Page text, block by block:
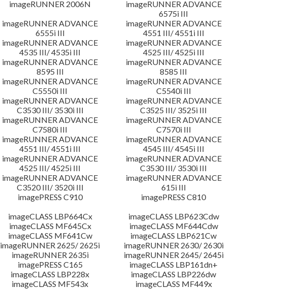
imageRUNNER 2006N
imageRUNNER ADVANCE
6575i III
imageRUNNER ADVANCE
6555i III
imageRUNNER ADVANCE
4551 III/ 4551i III
imageRUNNER ADVANCE
4535 III/ 4535i III
imageRUNNER ADVANCE
4525 III/ 4525i III
imageRUNNER ADVANCE
8595 III
imageRUNNER ADVANCE
8585 III
imageRUNNER ADVANCE
C5550i III
imageRUNNER ADVANCE
C5540i III
imageRUNNER ADVANCE
C3530 III/ 3530i III
imageRUNNER ADVANCE
C3525 III/ 3525i III
imageRUNNER ADVANCE
C7580i III
imageRUNNER ADVANCE
C7570i III
imageRUNNER ADVANCE
4551 III/ 4551i III
imageRUNNER ADVANCE
4545 III/ 4545i III
imageRUNNER ADVANCE
4525 III/ 4525i III
imageRUNNER ADVANCE
C3530 III/ 3530i III
imageRUNNER ADVANCE
C3520 III/ 3520i III
imageRUNNER ADVANCE
615i III
imagePRESS C910
imagePRESS C810
imageCLASS LBP664Cx
imageCLASS LBP623Cdw
imageCLASS MF645Cx
imageCLASS MF644Cdw
imageCLASS MF641Cw
imageCLASS LBP621Cw
imageRUNNER 2625/ 2625i
imageRUNNER 2630/ 2630i
imageRUNNER 2635i
imageRUNNER 2645/ 2645i
imagePRESS C165
imageCLASS LBP161dn+
imageCLASS LBP228x
imageCLASS LBP226dw
imageCLASS MF543x
imageCLASS MF449x